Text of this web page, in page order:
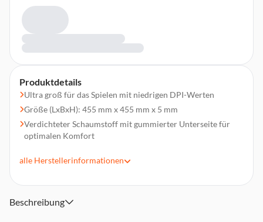
Produktdetails
Ultra groß für das Spielen mit niedrigen DPI-Werten
Größe (LxBxH): 455 mm x 455 mm x 5 mm
Verdichteter Schaumstoff mit gummierter Unterseite für
optimalen Komfort
Stoff-Oberfläche für die perfekte Balance aus Tempo und
alle Herstellerinformationen
Beschreibung